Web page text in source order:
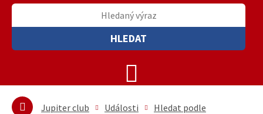
HLEDAT
Jupiter club Události
Hledat podle